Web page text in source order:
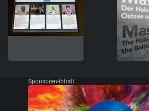
Sponsoren-Inhalt